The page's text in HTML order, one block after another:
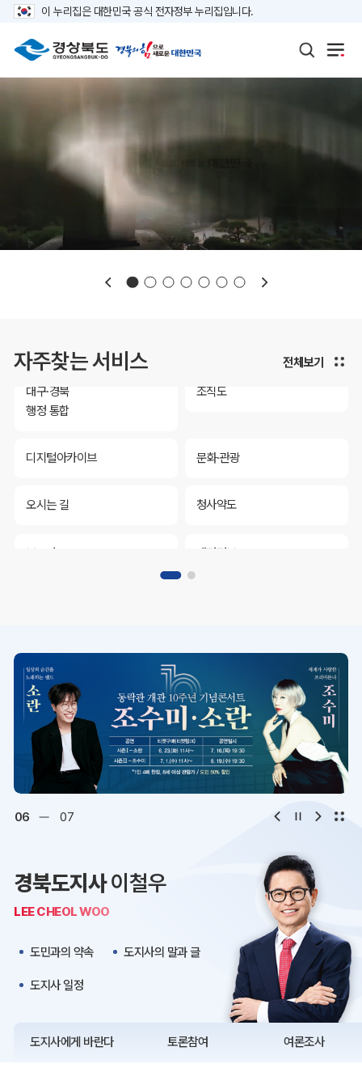
이 누리집은 대한민국 공식 전자정부 누리집입니다.
자주찾는 서비스
보도자료 재정정보
대구·경북
행정 통합
조직도
디지털아카이브 문화·관광
오시는 길 청사약도
보도자료 재정정보
대구·경북
행정 통합
조직도
디지털아카이브 문화·관광
오시는 길
K보듬 6000
정보공개
전체보기
06 07
경북도지사이철우
LEE CHEOL WOO
도민과의 약속 도지사의 말과 글
도지사 일정
도지사에게 바란다 토론참여 여론조사